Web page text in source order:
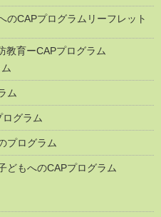
のCAPプログラムリーフレット
教育ーCAPプログラム
ム
グラム
プログラム
どもへのCAPプログラム